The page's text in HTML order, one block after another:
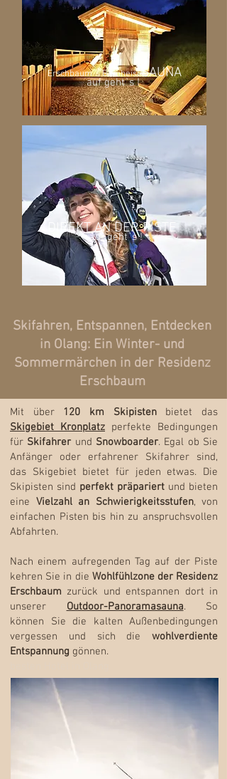
Erschbaum`s BamheislSAUNA
auf geht`s !
DIREKT AN DER PISTE
auf geht`s !
Skifahren, Entspannen, Entdecken
in Olang: Ein Winter- und
Sommermärchen in der Residenz
Erschbaum
Mit über 120 km Skipistenbietet das
Skigebiet Kronplatz perfekte Bedingungen
für Skifahrer und Snowboarder. Egal ob Sie
Anfänger oder erfahrener Skifahrer sind,
das Skigebiet bietet für jeden etwas. Die
Skipisten sind perfekt präpariert und bieten
eine Vielzahl an Schwierigkeitsstufen, von
einfachen Pisten bis hin zu anspruchsvollen
Abfahrten.
Nach einem aufregenden Tag auf der Piste
kehren Sie in die Wohlfühlzone der Residenz
Erschbaum zurück und entspannen dort in
unserer Outdoor-Panoramasauna. So
können Sie die kalten Außenbedingungen
vergessen und sich die wohlverdiente
Entspannung gönnen.